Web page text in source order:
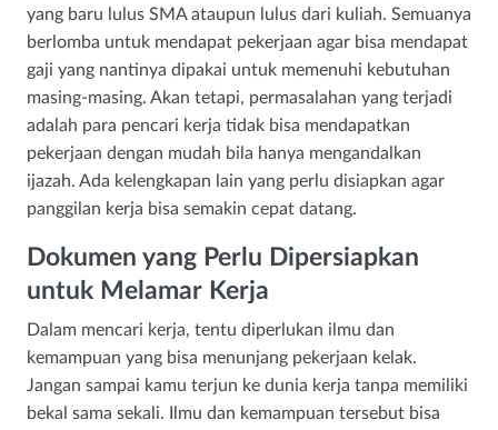
yang baru lulus SMA ataupun lulus dari kuliah. Semuanya
berlomba untuk mendapat pekerjaan agar bisa mendapat
gaji yang nantinya dipakai untuk memenuhi kebutuhan
masing-masing. Akan tetapi, permasalahan yang terjadi
adalah para pencari kerja tidak bisa mendapatkan
pekerjaan dengan mudah bila hanya mengandalkan
ijazah. Ada kelengkapan lain yang perlu disiapkan agar
panggilan kerja bisa semakin cepat datang.
Dokumen yang Perlu Dipersiapkan
untuk Melamar Kerja
Dalam mencari kerja, tentu diperlukan ilmu dan
kemampuan yang bisa menunjang pekerjaan kelak.
Jangan sampai kamu terjun ke dunia kerja tanpa memiliki
bekal sama sekali. Ilmu dan kemampuan tersebut bisa